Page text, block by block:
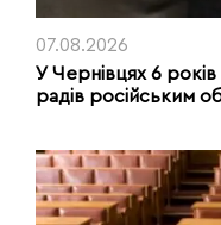
07.08.2026
У Чернівцях 6
радів російським